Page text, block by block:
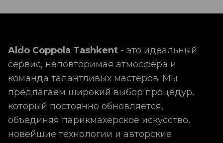
Aldo Coppola Tashkent - это идеальный
сервис, неповторимая атмосфера и
команда талантливых мастеров. Мы
предлагаем широкий выбор процедур,
который постоянно обновляется,
объединяя парикмахерское искусство,
новейшие технологии и авторские